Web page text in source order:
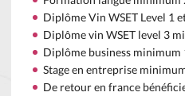
Diplôme Vin WSET Level 1
Diplôme vin WSET level 3
Diplôme business minimum
Stage en entreprise
De retour en france